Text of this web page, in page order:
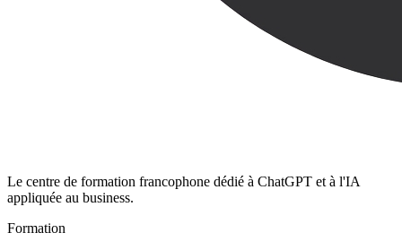
Le centre de formation francophone dédié à ChatGPT et à l'IA
appliquée au business.
Formation